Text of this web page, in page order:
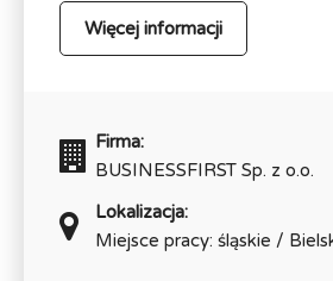
Więcej informacji
Firma:
BUSINESSFIRST Sp. z o.o.
Lokalizacja:
Miejsce pracy: śląskie /